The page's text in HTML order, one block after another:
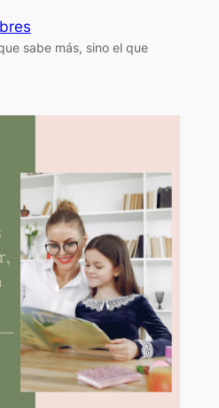
sabe más, sino el que